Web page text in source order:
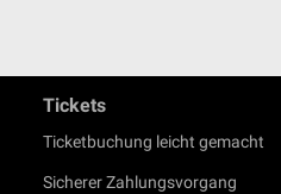
Tickets
Ticketbuchung leicht gemacht
Sicherer Zahlungsvorgang